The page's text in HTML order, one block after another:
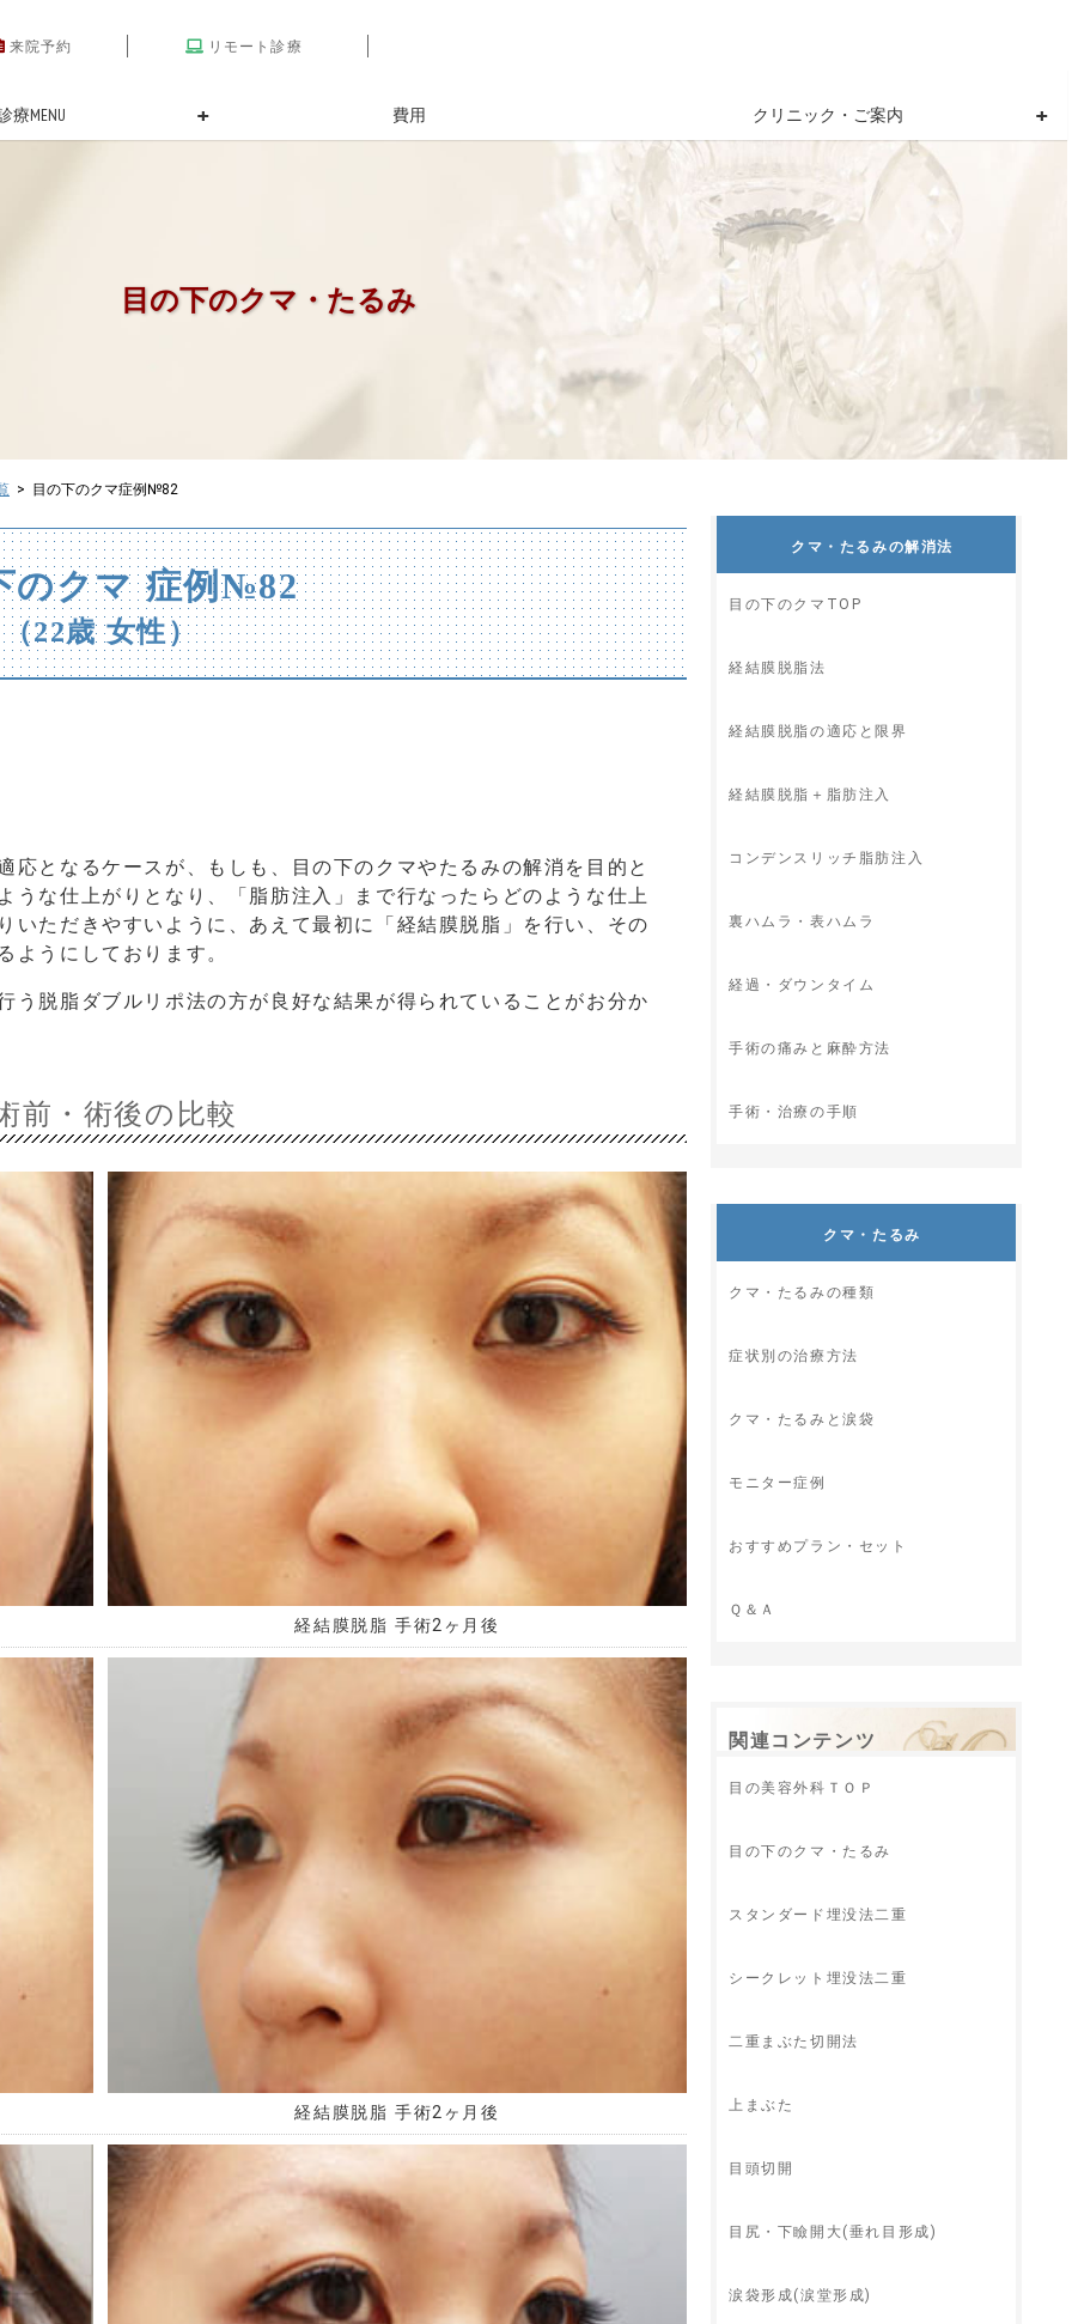
来院予約 リモート診療
療MENU 費用 クリニック・ご案内
目の下のクマ・たるみ
> 目の下のクマ症例№82
のクマ 症例№82
（22歳 女性）
となるケースが、もしも、目の下のクマやたるみの解消を目的と
うな仕上がりとなり、「脂肪注入」まで行なったらどのような仕上
いただきやすいように、あえて最初に「経結膜脱脂」を行い、その
ようにしております。
う脱脂ダブルリポ法の方が良好な結果が得られていることがお分か
前・術後の比較
経結膜脱脂 手術2ヶ月後
経結膜脱脂 手術2ヶ月後
クマ・たるみの解消法
目の下のクマTOP
経結膜脱脂法
経結膜脱脂の適応と限界
経結膜脱脂＋脂肪注入
コンデンスリッチ脂肪注入
裏ハムラ・表ハムラ
経過・ダウンタイム
手術の痛みと麻酔方法
手術・治療の手順
クマ・たるみ
クマ・たるみの種類
症状別の治療方法
クマ・たるみと涙袋
モニター症例
おすすめプラン・セット
Ｑ＆Ａ
関連コンテンツ
目の美容外科ＴＯＰ
目の下のクマ・たるみ
スタンダード埋没法二重
シークレット埋没法二重
二重まぶた切開法
上まぶた
目頭切開
目尻・下瞼開大(垂れ目形成)
涙袋形成(涙堂形成)